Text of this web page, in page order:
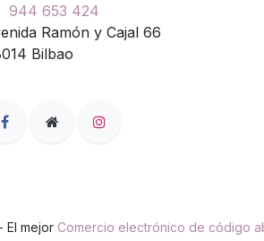
944 653 424
Ramón y Cajal 66
Bilbao
El mejor Comercio electrónico de código